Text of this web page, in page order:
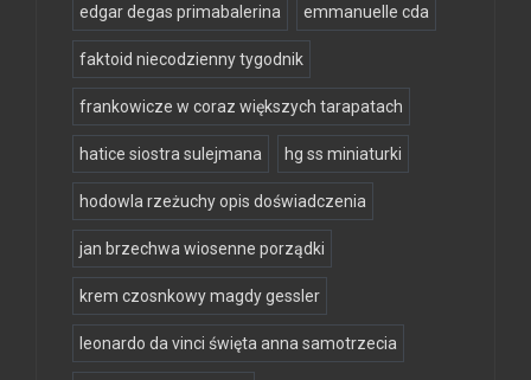
edgar degas primabalerina emmanuelle cda
faktoid niecodzienny tygodnik
frankowicze w coraz większych tarapatach
hatice siostra sulejmana hg ss miniaturki
hodowla rzeżuchy opis doświadczenia
jan brzechwa wiosenne porządki
krem czosnkowy magdy gessler
leonardo da vinci święta anna samotrzecia